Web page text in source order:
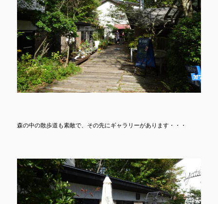
森の中の散歩道も素敵で、その先にギャラリーがあります・・・